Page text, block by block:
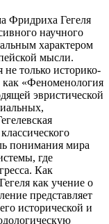
Фридриха Гегеля
научного
характером
мысли.
не только историко-
как «Феноменология
эвристической
понимания мира
где
Как
как учение о
представляет
исторической и